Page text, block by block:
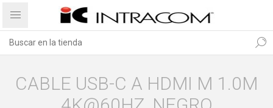
CABLE USB-C A HDMI M 1.0M